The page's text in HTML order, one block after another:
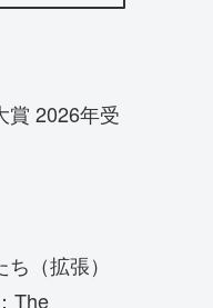
賞 2026年受
（拡張）
The